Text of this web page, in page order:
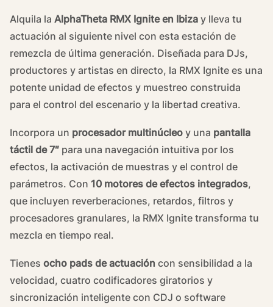
Alquila la AlphaTheta RMX Ignite en Ibiza y lleva tu
actuación al siguiente nivel con esta estación de
remezcla de última generación. Diseñada para DJs,
productores y artistas en directo, la RMX Ignite es una
potente unidad de efectos y muestreo construida
para el control del escenario y la libertad creativa.
Incorpora un procesador multinúcleo y una pantalla
táctil de 7″ para una navegación intuitiva por los
efectos, la activación de muestras y el control de
parámetros. Con 10 motores de efectos integrados,
que incluyen reverberaciones, retardos, filtros y
procesadores granulares, la RMX Ignite transforma tu
mezcla en tiempo real.
Tienes ocho pads de actuación con sensibilidad a la
velocidad, cuatro codificadores giratorios y
sincronización inteligente con CDJ o software